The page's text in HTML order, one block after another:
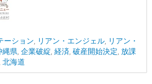
ーション, リアン・エンジェル, リアン・
縄県, 企業破綻, 経済, 破産開始決定, 放課
北海道